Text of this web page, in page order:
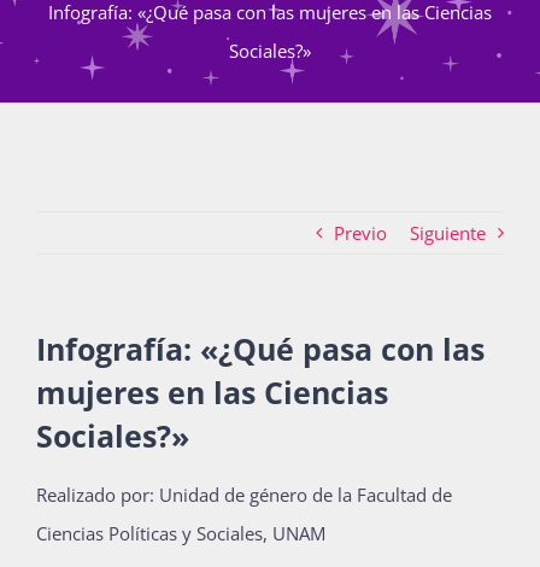
Atención de la violencia de género
La Boletina
Blog
Infografía: «¿Qué pasa con las mujeres en las Ciencias
Sociales?»
Previo Siguiente
Infografía: «¿Qué pasa con las
mujeres en las Ciencias
Sociales?»
Realizado por: Unidad de género de la Facultad de
Ciencias Políticas y Sociales, UNAM